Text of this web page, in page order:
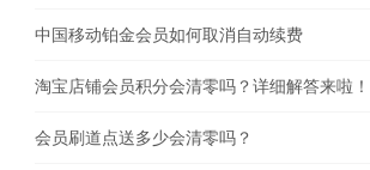
中国移动铂金会员如何取消自动续费
淘宝店铺会员积分会清零吗？详细解答来啦！
会员刷道点送多少会清零吗？